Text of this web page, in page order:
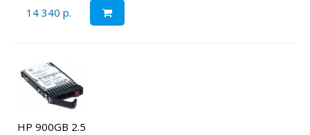
14 340 р.
HP 900GB 2.5